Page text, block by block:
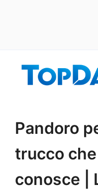
Pandoro
trucco
conosce |